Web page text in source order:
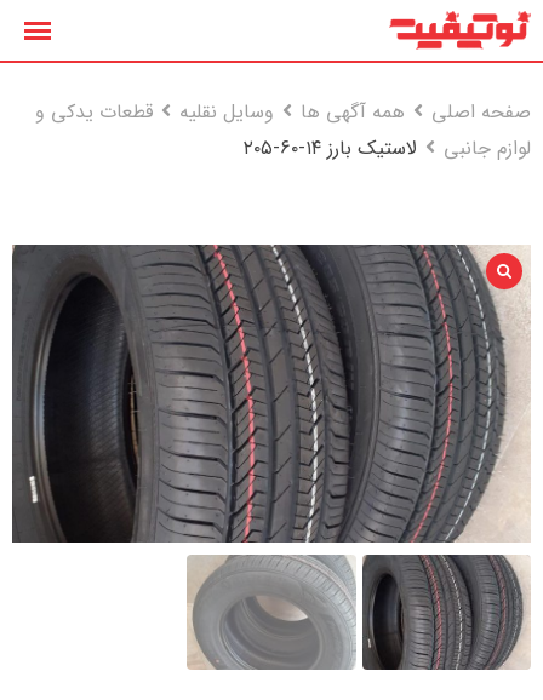
پرش
صفحه اصلی
همه آگهی ها وسایل نقلیه
قطعات یدکی و
لوازم جانبی
لاستیک بارز ۱۴-۶۰-۲۰۵